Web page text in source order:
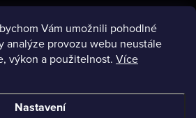
Vám umožnili pohodlné
analýze provozu webu neustále
výkon a použitelnost. Více
Nastavení